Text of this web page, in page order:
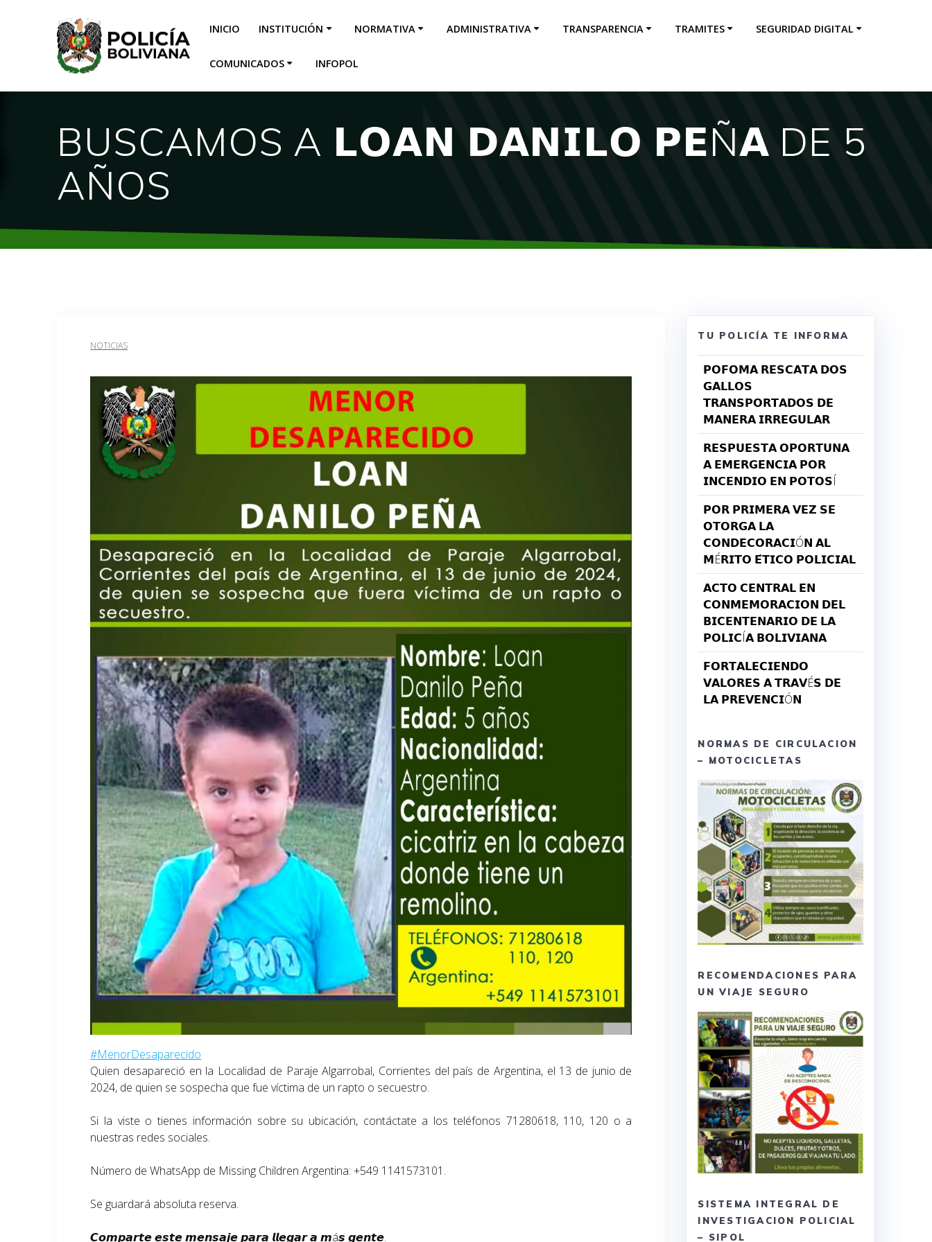
INICIO INSTITUCIÓN NORMATIVA ADMINISTRATIVA TRANSPARENCIA TRAMITES SEGURIDAD DIGITAL
COMUNICADOS INFOPOL
BUSCAMOS A 𝗟𝗢𝗔𝗡 𝗗𝗔𝗡𝗜𝗟𝗢 𝗣𝗘Ñ𝗔 DE 5
AÑOS
NOTICIAS
#MenorDesaparecido
Quien desapareció en la Localidad de Paraje Algarrobal, Corrientes del país de Argentina, el 13 de junio de
2024,​ de quien se sospecha que fue víctima de un rapto o secuestro.
Si la viste o tienes información sobre su ubicación, contáctate a los teléfonos 71280618, 110, 120 o a
nuestras redes sociales.
Número de WhatsApp de Missing Children Argentina: +549 1141573101.
Se guardará absoluta reserva.
𝘾𝙤𝙢𝙥𝙖𝙧𝙩𝙚 𝙚𝙨𝙩𝙚 𝙢𝙚𝙣𝙨𝙖𝙟𝙚 𝙥𝙖𝙧𝙖 𝙡𝙡𝙚𝙜𝙖𝙧 𝙖 𝙢á𝙨 𝙜𝙚𝙣𝙩𝙚.
TU POLICÍA TE INFORMA
𝗣𝗢𝗙𝗢𝗠𝗔 𝗥𝗘𝗦𝗖𝗔𝗧𝗔 𝗗𝗢𝗦
𝗚𝗔𝗟𝗟𝗢𝗦
𝗧𝗥𝗔𝗡𝗦𝗣𝗢𝗥𝗧𝗔𝗗𝗢𝗦 𝗗𝗘
𝗠𝗔𝗡𝗘𝗥𝗔 𝗜𝗥𝗥𝗘𝗚𝗨𝗟𝗔𝗥
𝗥𝗘𝗦𝗣𝗨𝗘𝗦𝗧𝗔 𝗢𝗣𝗢𝗥𝗧𝗨𝗡𝗔
𝗔 𝗘𝗠𝗘𝗥𝗚𝗘𝗡𝗖𝗜𝗔 𝗣𝗢𝗥
𝗜𝗡𝗖𝗘𝗡𝗗𝗜𝗢 𝗘𝗡 𝗣𝗢𝗧𝗢𝗦Í
𝗣𝗢𝗥 𝗣𝗥𝗜𝗠𝗘𝗥𝗔 𝗩𝗘𝗭 𝗦𝗘
𝗢𝗧𝗢𝗥𝗚𝗔 𝗟𝗔
𝗖𝗢𝗡𝗗𝗘𝗖𝗢𝗥𝗔𝗖𝗜Ó𝗡 𝗔𝗟
𝗠É𝗥𝗜𝗧𝗢 𝗘́𝗧𝗜𝗖𝗢 𝗣𝗢𝗟𝗜𝗖𝗜𝗔𝗟
𝗔𝗖𝗧𝗢 𝗖𝗘𝗡𝗧𝗥𝗔𝗟 𝗘𝗡
𝗖𝗢𝗡𝗠𝗘𝗠𝗢𝗥𝗔𝗖𝗜𝗢𝗡 𝗗𝗘𝗟
𝗕𝗜𝗖𝗘𝗡𝗧𝗘𝗡𝗔𝗥𝗜𝗢 𝗗𝗘 𝗟𝗔
𝗣𝗢𝗟𝗜𝗖Í𝗔 𝗕𝗢𝗟𝗜𝗩𝗜𝗔𝗡𝗔
𝗙𝗢𝗥𝗧𝗔𝗟𝗘𝗖𝗜𝗘𝗡𝗗𝗢
𝗩𝗔𝗟𝗢𝗥𝗘𝗦 𝗔 𝗧𝗥𝗔𝗩É𝗦 𝗗𝗘
𝗟𝗔 𝗣𝗥𝗘𝗩𝗘𝗡𝗖𝗜Ó𝗡
NORMAS DE CIRCULACION
– MOTOCICLETAS
RECOMENDACIONES PARA
UN VIAJE SEGURO
SISTEMA INTEGRAL DE
INVESTIGACION POLICIAL
– SIPOL